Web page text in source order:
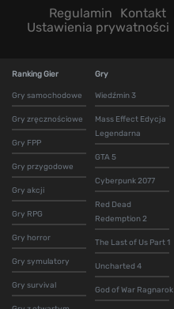
Regulamin Kontakt
Ustawienia prywatności
Ranking Gier
Gry samochodowe
Gry zręcznościowe
Gry FPP
Gry przygodowe
Gry akcji
Gry RPG
Gry horror
Gry symulatory
Gry survival
Gry
Wiedźmin 3
Mass Effect Edycja
Legendarna
GTA 5
Cyberpunk 2077
Red Dead
Redemption 2
The Last of Us Part 1
Uncharted 4
God of War Ragnarok